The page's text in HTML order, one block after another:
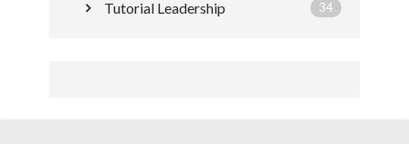
Tutorial Leadership 34